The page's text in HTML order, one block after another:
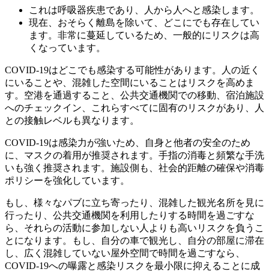
これは呼吸器疾患であり、人から人へと感染します。
現在、おそらく離島を除いて、どこにでも存在してい
ます。非常に蔓延しているため、一般的にリスクは高
くなっています。
COVID-19はどこでも感染する可能性があります。人の近く
にいることや、混雑した空間にいることはリスクを高めま
す。空港を通過すること、公共交通機関での移動、宿泊施設
へのチェックイン、これらすべてに固有のリスクがあり、人
との接触レベルも異なります。
COVID-19は感染力が強いため、自身と他者の安全のため
に、マスクの着用が推奨されます。手指の消毒と頻繁な手洗
いも強く推奨されます。施設側も、社会的距離の確保や消毒
ポリシーを強化しています。
もし、様々なパブに立ち寄ったり、混雑した観光名所を見に
行ったり、公共交通機関を利用したりする時間を過ごすな
ら、それらの活動に参加しない人よりも高いリスクを負うこ
とになります。もし、自分の車で観光し、自分の部屋に滞在
し、広く混雑していない屋外空間で時間を過ごすなら、
COVID-19への曝露と感染リスクを最小限に抑えることに成